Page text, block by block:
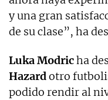
y una gran
de su clase”, ha
Luka Modricha
Hazardotro
podido rendir al